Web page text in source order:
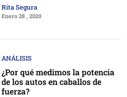
Rita Segura
Enero 28 , 2020
ANÁLISIS
¿Por qué medimos la potencia
de los autos en caballos de
fuerza?